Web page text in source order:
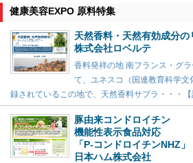
健康美容EXPO 原料特集
天然香料・天然有効成分
株式会社ロベルテ
香料発祥の地 南フランス・グ
て、ユネスコ（国連教育科学
録されているこの地で、天然香料サプラ・・・【
豚由来コンドロイチン
機能性表示食品対応
「P-コンドロイチンNHZ」
日本ハム株式会社